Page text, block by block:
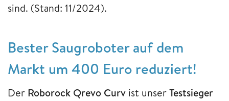
sind. (Stand: 11/2024).
Bester Saugroboter auf dem
Markt um 400 Euro reduziert!
Der Roborock Qrevo Curv ist unserTestsieger